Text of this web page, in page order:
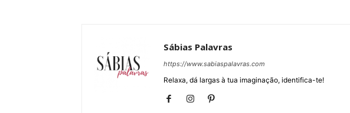
Sábias Palavras
https://www.sabiaspalavras.com
Relaxa, dá largas à tua imaginação, identifica-te!